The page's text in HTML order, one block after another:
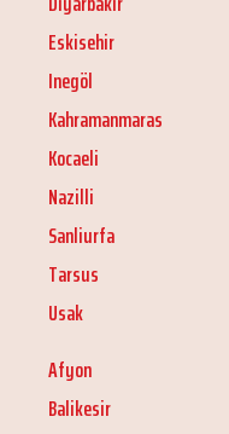
Eskisehir
Inegöl
Kahramanmaras
Kocaeli
Nazilli
Sanliurfa
Tarsus
Usak
Afyon
Balikesir